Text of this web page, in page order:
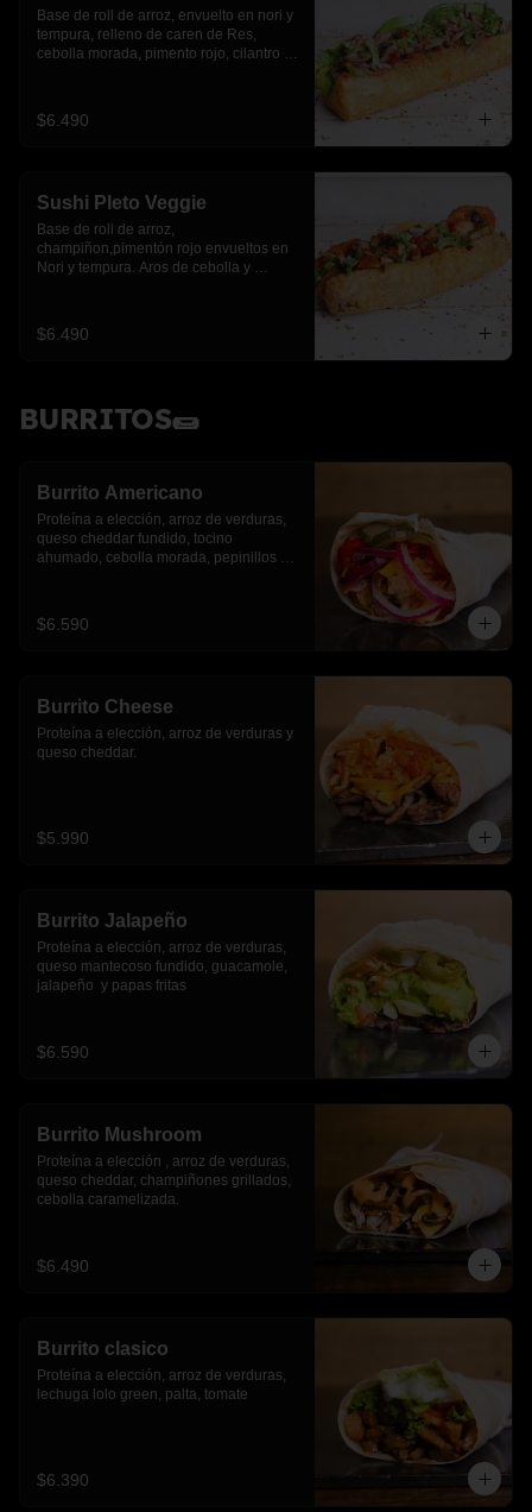
Base de roll de arroz, envuelto en nori y
tempura, relleno de caren de Res,
cebolla morada, pimento rojo, cilantro y
$6.490
Sushi Pleto Veggie
Base de roll de arroz,
champiñon,pimentón rojo envueltos en
Nori y tempura. Aros de cebolla y
$6.490
BURRITOS🌯
Burrito Americano
Proteína a elección, arroz de verduras,
queso cheddar fundido, tocino
ahumado, cebolla morada, pepinillos y
$6.590
Burrito Cheese
Proteína a elección, arroz de verduras y
queso cheddar.
$5.990
Burrito Jalapeño
Proteína a elección, arroz de verduras,
queso mantecoso fundido, guacamole,
jalapeño  y papas fritas
$6.590
Burrito Mushroom
Proteína a elección , arroz de verduras,
queso cheddar, champiñones grillados,
cebolla caramelizada.
$6.490
Burrito clasico
Proteína a elección, arroz de verduras,
lechuga lolo green, palta, tomate
$6.390